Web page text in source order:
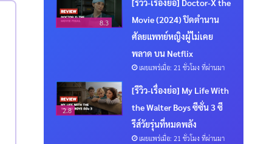
8.3
Movie (2024) ปิดตำนาน
ศัลยแพทย์หญิงผู้ไม่เคย
พลาด บน Netflix
เผยแพร่เมื่อ: 21 ชั่วโมง ที่ผ่านมา
2.8
[รีวิว-เรื่องย่อ] My Life With
the Walter Boys ซีซั่น 3 ซี
รีส์วัยรุ่นที่หมดพลัง
เผยแพร่เมื่อ: 21 ชั่วโมง ที่ผ่านมา